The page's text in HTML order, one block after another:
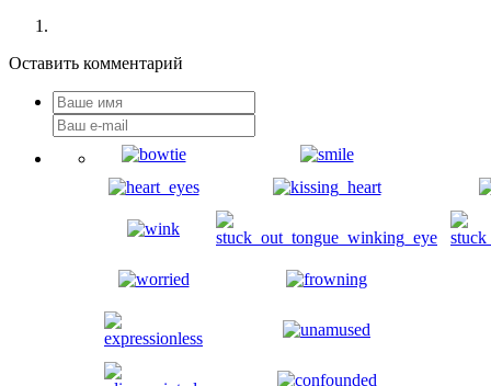
Оставить комментарий